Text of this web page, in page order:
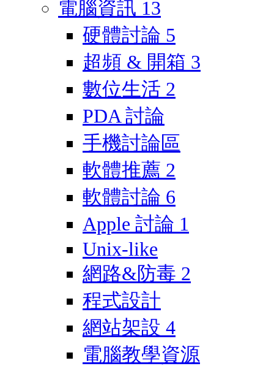
電腦資訊 13
硬體討論 5
超頻 & 開箱 3
數位生活 2
PDA 討論
手機討論區
軟體推薦 2
軟體討論 6
Apple 討論 1
Unix-like
網路&防毒 2
程式設計
網站架設 4
電腦教學資源